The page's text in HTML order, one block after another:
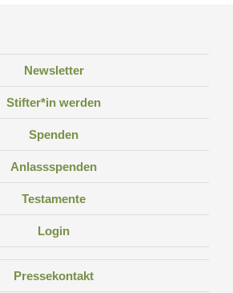
Newsletter
Stifter*in werden
Spenden
Anlassspenden
Testamente
Login
Pressekontakt